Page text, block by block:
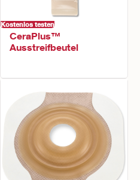
Kostenlos testen
CeraPlus™
Ausstreifbeutel